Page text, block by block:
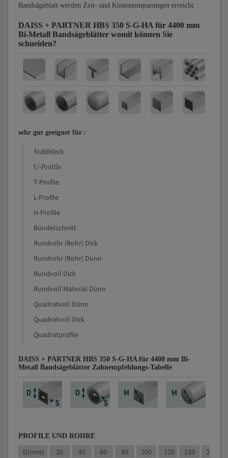
Bandsägeblatt werden Zeit- und Kosteneinsparungen erreicht.
DAISS + PARTNER HBS 350 S-G-HA für 4400 mm
Bi-Metall Bandsägeblätter womit können Sie
schneiden?
sehr gut geeignet für :
Stahlblech
U-Profile
T-Profile
L-Profile
H-Profile
Bündelschnitt
Rundrohr (Rohr) Dick
Rundrohr (Rohr) Dünn
Rundvoll Dick
Rundvoll Material Dünn
Quadratvoll Dünn
Quadratvoll Dick
Quadratprofile
DAISS + PARTNER HBS 350 S-G-HA für 4400 mm Bi-
Metall Bandsägeblätter Zahnempfehlungs-Tabelle
PROFILE UND ROHRE
D(mm) 20 40 60 80 100 120 150 200